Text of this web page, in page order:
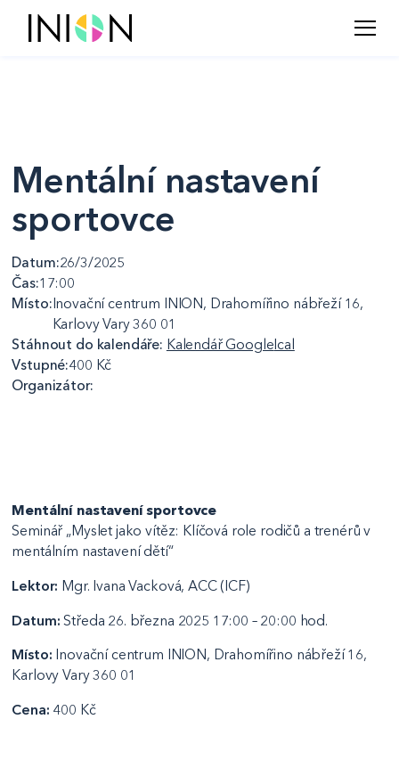
Mentální nastavení
sportovce
Datum:26/3/2025
Čas:17:00
Místo:Inovační centrum INION, Drahomířino nábřeží 16,
Karlovy Vary 360 01
Stáhnout do kalendáře: Kalendář GoogleIcal
Vstupné:400 Kč
Organizátor:
Mentální nastavení sportovce
Seminář „Myslet jako vítěz: Klíčová role rodičů a trenérů v
mentálním nastavení dětí“
Lektor: Mgr. Ivana Vacková, ACC (ICF)
Datum: Středa 26. března 2025 17:00 – 20:00 hod.
Místo: Inovační centrum INION, Drahomířino nábřeží 16,
Karlovy Vary 360 01
Cena: 400 Kč